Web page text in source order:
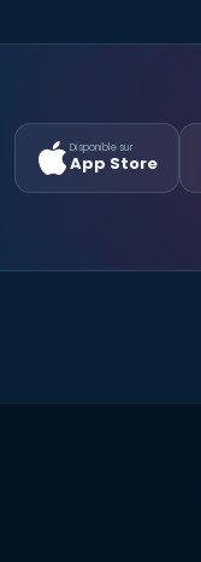
Disponible sur
App Store